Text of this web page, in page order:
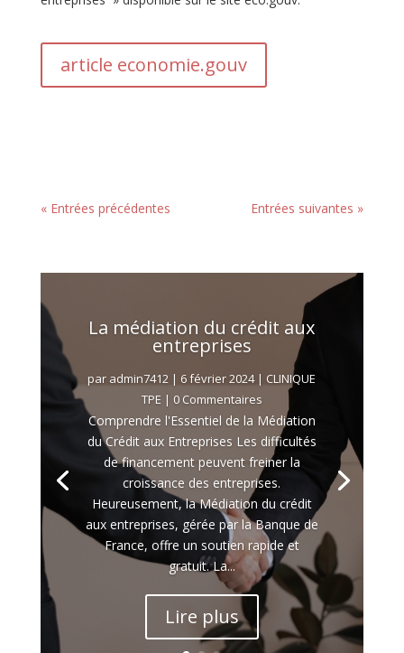
article economie.gouv
« Entrées précédentes Entrées suivantes »
La médiation du crédit aux
entreprises
par admin7412 | 6 février 2024| CLINIQUE
TPE | 0 Commentaires
Comprendre l'Essentiel de la Médiation
du Crédit aux Entreprises Les difficultés
de financement peuvent freiner la
croissance des entreprises.
Heureusement, la Médiation du crédit
aux entreprises, gérée par la Banque de
France, offre un soutien rapide et
gratuit. La...
Lire plus